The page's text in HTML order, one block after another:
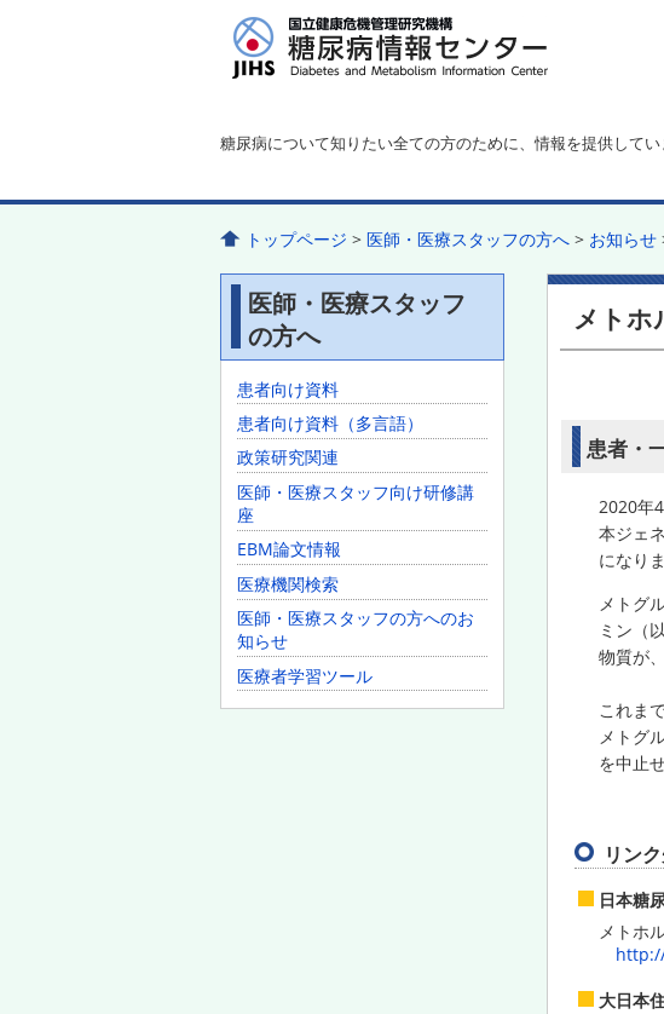
糖尿病について知りたい全ての方のために、情報を提供してい
トップページ >医師・医療スタッフの方へ > お知らせ
メトホ
患者・
2020年
本ジェ
になり
メトグ
ミン（
物質が
これま
メトグ
を中止
リン
日本糖
メトホ
http://
大日本
医師・医療スタッフ
の方へ
患者向け資料
患者向け資料（多言語）
政策研究関連
医師・医療スタッフ向け研修講
座
EBM論文情報
医療機関検索
医師・医療スタッフの方へのお
知らせ
医療者学習ツール